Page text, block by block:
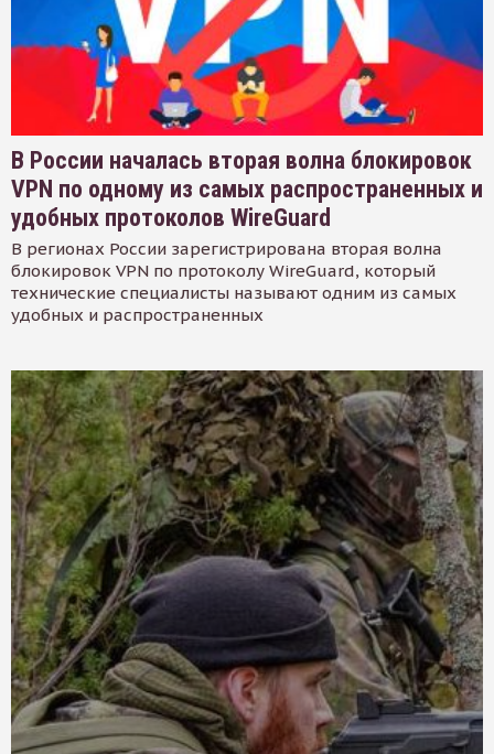
В России началась вторая волна блокировок
VPN по одному из самых распространенных и
удобных протоколов WireGuard
В регионах России зарегистрирована вторая волна
блокировок VPN по протоколу WireGuard, который
технические специалисты называют одним из самых
удобных и распространенных